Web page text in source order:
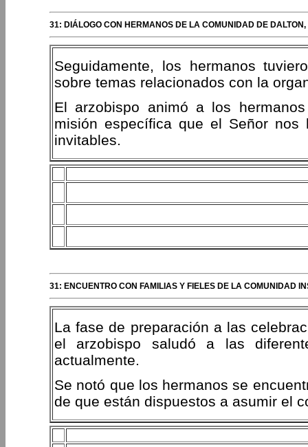
31: DIÁLOGO CON HERMANOS DE LA COMUNIDAD DE DALTON,
Seguidamente, los hermanos
sobre temas relacionados con la
El arzobispo animó a los
misión específica que el Señor
invitables.
31: ENCUENTRO CON FAMILIAS Y FIELES DE LA COMUNIDAD
La fase de preparación a las
el arzobispo saludó a las
actualmente.
Se notó que los hermanos se
de que están dispuestos a asumir el